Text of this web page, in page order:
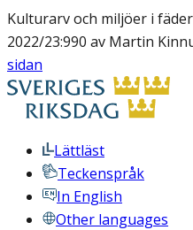
Kulturarv och miljöer i
2022/23:990 av Martin
sidan
Lättläst
Teckenspråk
In English
Other languages